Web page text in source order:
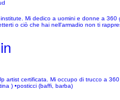
Mi dedico a uomini e donne a
o ciò che hai nell'armadio non ti
artist certificata. Mi occupo di trucco a
) •posticci (baffi, barba)